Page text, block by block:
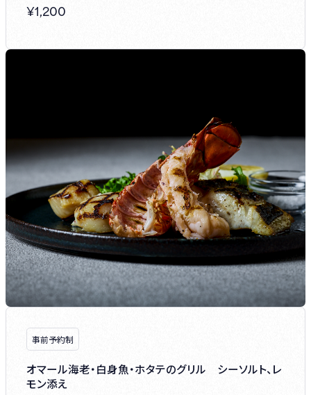
¥1,200
事前予約制
オマール海老・白身魚・ホタテのグリル シーソルト、レ
モン添え